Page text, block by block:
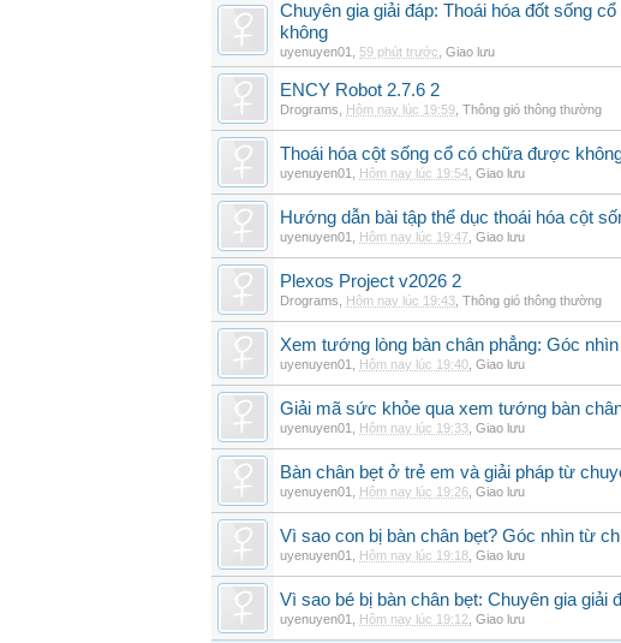
Chuyên gia giải đáp: Thoái hóa đốt sống
không
uyenuyen01 59 phút trước Giao lưu
ENCY Robot 2.7.6 2
Drograms Hôm nay lúc 19:59 Thông gió thông thường
Thoái hóa cột sống cổ có chữa được
uyenuyen01 Hôm nay lúc 19:54 Giao lưu
Hướng dẫn bài tập thể dục thoái hóa cột
uyenuyen01 Hôm nay lúc 19:47 Giao lưu
Plexos Project v2026 2
Drograms Hôm nay lúc 19:43 Thông gió thông thường
Xem tướng lòng bàn chân phẳng: Góc
uyenuyen01 Hôm nay lúc 19:40 Giao lưu
Giải mã sức khỏe qua xem tướng bàn
uyenuyen01 Hôm nay lúc 19:33 Giao lưu
Bàn chân bẹt ở trẻ em và giải pháp từ
uyenuyen01 Hôm nay lúc 19:26 Giao lưu
Vì sao con bị bàn chân bẹt? Góc nhìn từ
uyenuyen01 Hôm nay lúc 19:18 Giao lưu
Vì sao bé bị bàn chân bẹt: Chuyên gia giải
uyenuyen01 Hôm nay lúc 19:12 Giao lưu